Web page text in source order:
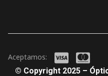
© Copyright 2025 –
Aceptamos: